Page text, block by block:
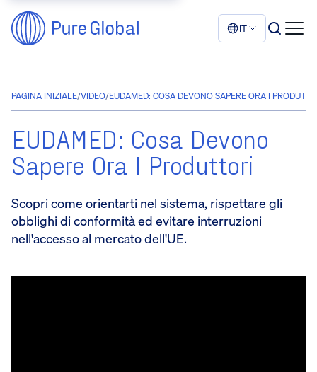
IT
PAGINA INIZIALE/VIDEO/EUDAMED: COSA DEVONO SAPERE ORA I
EUDAMED: Cosa Devono
Sapere Ora I Produttori
Scopri come orientarti nel sistema, rispettare gli
obblighi di conformità ed evitare interruzioni
nell'accesso al mercato dell'UE.